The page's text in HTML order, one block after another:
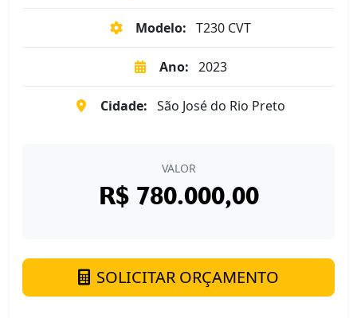
Modelo: T230 CVT
Ano: 2023
Cidade: São José do Rio Preto
VALOR
R$ 780.000,00
SOLICITAR ORÇAMENTO